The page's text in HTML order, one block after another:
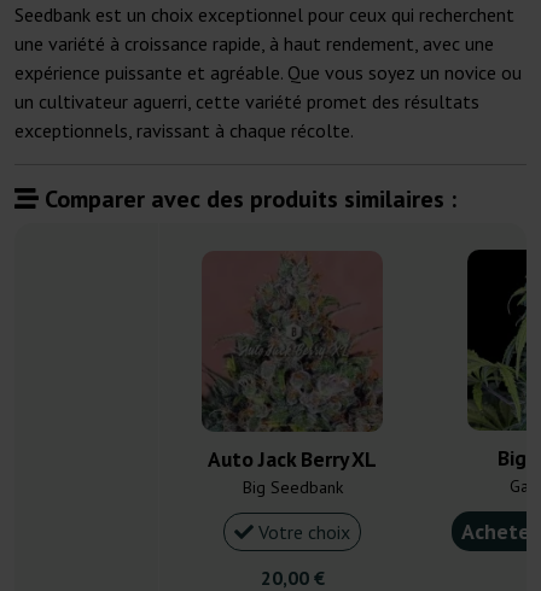
Seedbank est un choix exceptionnel pour ceux qui recherchent
une variété à croissance rapide, à haut rendement, avec une
expérience puissante et agréable. Que vous soyez un novice ou
un cultivateur aguerri, cette variété promet des résultats
exceptionnels, ravissant à chaque récolte.
Comparer avec des produits similaires :
Auto Jack Berry XL
Big Seedbank
Votre choix
20,00 €
Big